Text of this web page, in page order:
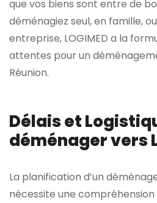
que vos biens sont entre de
déménagiez seul, en famille,
entreprise, LOGIMED a la
attentes pour un
Réunion.
Délais et
déménager vers
La planification d’un
nécessite une